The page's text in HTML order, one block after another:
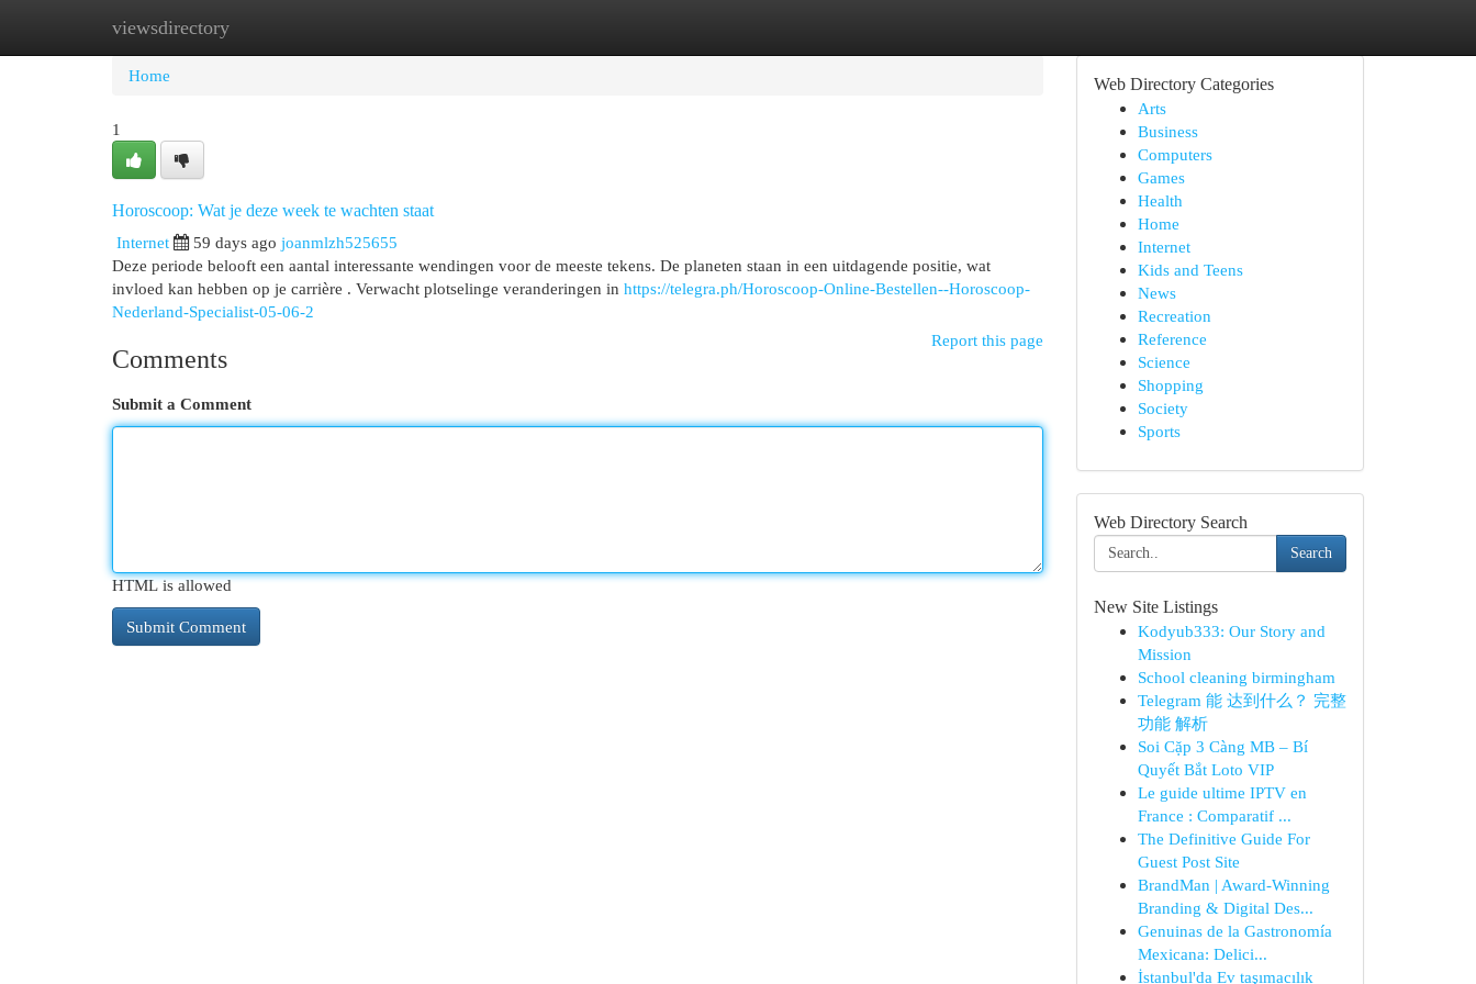
viewsdirectory
Home New Site Listings
Home
1
Horoscoop: Wat je deze week te wachten staat
Internet
59 days ago joanmlzh525655
Deze periode belooft een aantal interessante wendingen voor de meeste tekens. De planeten staan in een uitdagende positie, wat
invloed kan hebben op je carrière . Verwacht plotselinge veranderingen in https://telegra.ph/Horoscoop-Online-Bestellen--Horoscoop-
Nederland-Specialist-05-06-2
Report this page
Comments
Submit a Comment
HTML is allowed
Web Directory Categories
Arts
Business
Computers
Games
Health
Home
Internet
Kids and Teens
News
Recreation
Reference
Science
Shopping
Society
Sports
Web Directory Search
Search
New Site Listings
Kodyub333: Our Story and
Mission
School cleaning birmingham
Telegram 能 达到什么？ 完整
功能 解析
Soi Cặp 3 Càng MB – Bí
Quyết Bắt Loto VIP
Le guide ultime IPTV en
France : Comparatif ...
The Definitive Guide For
Guest Post Site
BrandMan | Award-Winning
Branding & Digital Des...
Genuinas de la Gastronomía
Mexicana: Delici...
İstanbul'da Ev taşımacılık